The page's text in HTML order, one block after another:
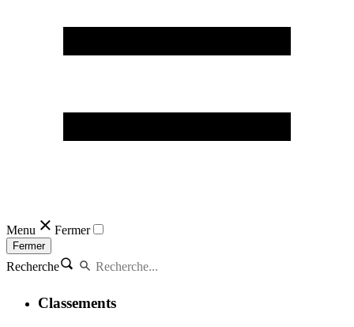
Menu Fermer
Fermer
Recherche
Classements